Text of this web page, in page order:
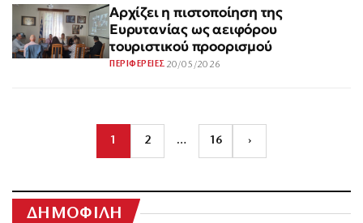
Αρχίζει η πιστοποίηση της
Ευρυτανίας ως αειφόρου
τουριστικού προορισμού
ΠΕΡΙΦΕΡΕΙΕΣ 20/05/2026
1 2 … 16 ›
ΔΗΜΟΦΙΛΗ